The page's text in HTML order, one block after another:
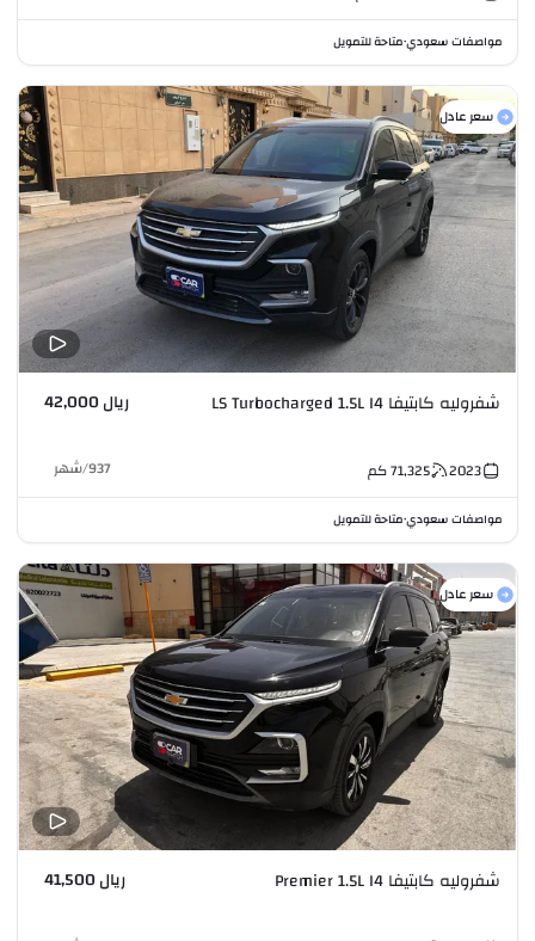
مواصفات سعودي•متاحة للتمويل
سعر عادل
شفروليه كابتيفا LS Turbocharged 1.5L I4 ريال 42,000
2023
71,325كم 937
/شهر
مواصفات سعودي•متاحة للتمويل
سعر عادل
شفروليه كابتيفا Premier 1.5L I4 ريال 41,500